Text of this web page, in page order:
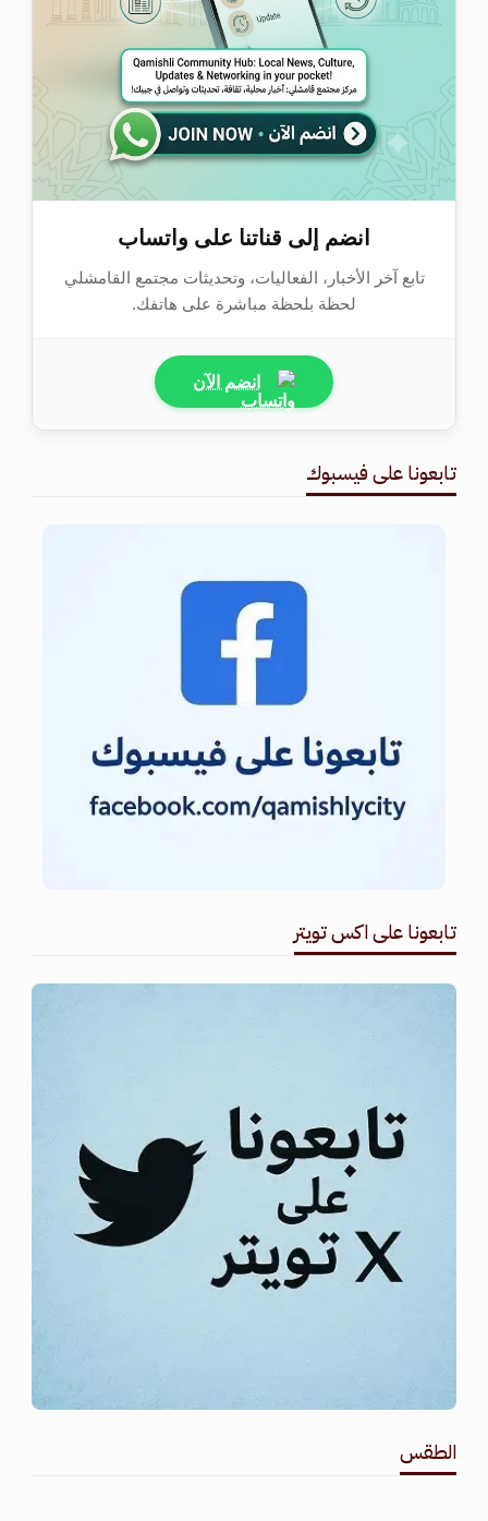
انضم إلى قناتنا على واتساب
تابع آخر الأخبار، الفعاليات، وتحديثات مجتمع القامشلي
لحظة بلحظة مباشرة على هاتفك.
انضم الآن
تابعونا على فيسبوك
تابعونا على اكس تويتر
الطقس